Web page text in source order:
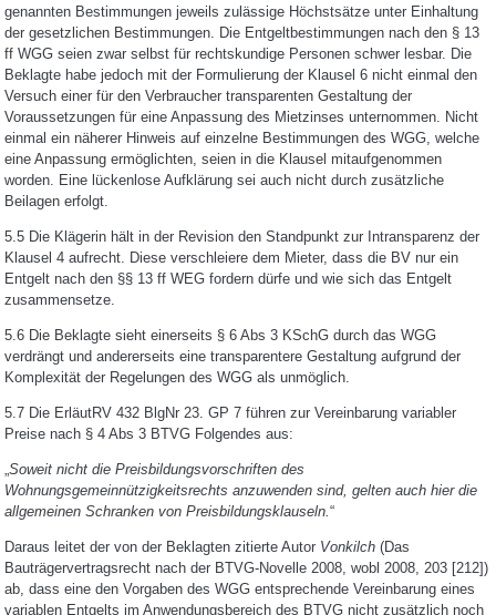
genannten Bestimmungen jeweils zulässige Höchstsätze unter Einhaltung
der gesetzlichen Bestimmungen. Die Entgeltbestimmungen nach den § 13
ff WGG seien zwar selbst für rechtskundige Personen schwer lesbar. Die
Beklagte habe jedoch mit der Formulierung der Klausel 6 nicht einmal den
Versuch einer für den Verbraucher transparenten Gestaltung der
Voraussetzungen für eine Anpassung des Mietzinses unternommen. Nicht
einmal ein näherer Hinweis auf einzelne Bestimmungen des WGG, welche
eine Anpassung ermöglichten, seien in die Klausel mitaufgenommen
worden. Eine lückenlose Aufklärung sei auch nicht durch zusätzliche
Beilagen erfolgt.
5.5 Die Klägerin hält in der Revision den Standpunkt zur Intransparenz der
Klausel 4 aufrecht. Diese verschleiere dem Mieter, dass die BV nur ein
Entgelt nach den §§ 13 ff WEG fordern dürfe und wie sich das Entgelt
zusammensetze.
5.6 Die Beklagte sieht einerseits § 6 Abs 3 KSchG durch das WGG
verdrängt und andererseits eine transparentere Gestaltung aufgrund der
Komplexität der Regelungen des WGG als unmöglich.
5.7 Die ErläutRV 432 BlgNr 23. GP 7 führen zur Vereinbarung variabler
Preise nach § 4 Abs 3 BTVG Folgendes aus:
Soweit nicht die Preisbildungsvorschriften des
Wohnungsgemeinnützigkeitsrechts anzuwenden sind, gelten auch hier die
allgemeinen Schranken von Preisbildungsklauseln. “
Daraus leitet der von der Beklagten zitierte Autor Vonkilch(Das
Bauträgervertragsrecht nach der BTVG-Novelle 2008, wobl 2008, 203 [212])
ab, dass eine den Vorgaben des WGG entsprechende Vereinbarung eines
variablen Entgelts im Anwendungsbereich des BTVG nicht zusätzlich noch